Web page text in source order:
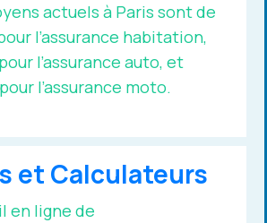
actuels à Paris sont de
l’assurance habitation,
pour l’assurance auto, et
pour l’assurance moto.
et Calculateurs
en ligne de